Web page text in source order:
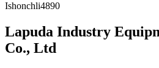
Ishonchli4890
Lapuda Industry
Co., Ltd